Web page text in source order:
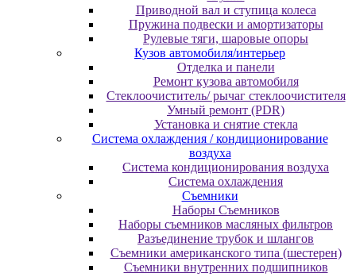
Приводной вал и ступица колеса
Пружина подвески и амортизаторы
Рулевые тяги, шаровые опоры
Кузов автомобиля/интерьер
Отделка и панели
Ремонт кузова автомобиля
Стеклоочиститель/ рычаг стеклоочистителя
Умный ремонт (PDR)
Установка и снятие стекла
Система охлаждения / кондиционирование
воздуха
Система кондиционирования воздуха
Система охлаждения
Съемники
Наборы Съемников
Наборы съемников масляных фильтров
Разъединение трубок и шлангов
Съемники американского типа (шестерен)
Съемники внутренних подшипников